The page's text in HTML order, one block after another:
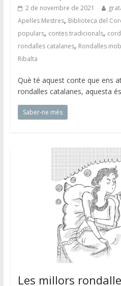
2 de novembre de 2021
Apel·les Mestres, Biblioteca del
populars, contes tradicionals,
rondalles catalanes, Rondalles
Ribalta
Què té aquest conte que ens
rondalles catalanes, aquesta
Saber-ne més
Les millors